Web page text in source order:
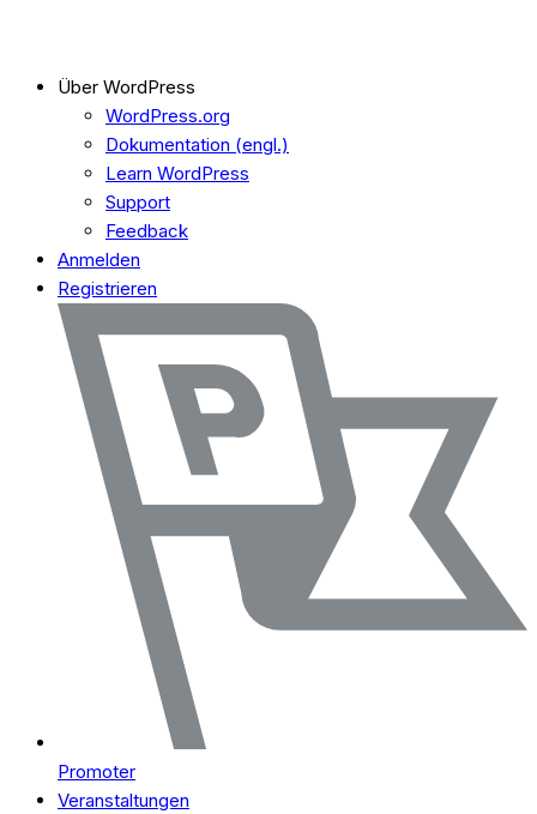
Über WordPress
WordPress.org
Dokumentation (engl.)
Learn WordPress
Support
Feedback
Anmelden
Registrieren
Promoter
Veranstaltungen